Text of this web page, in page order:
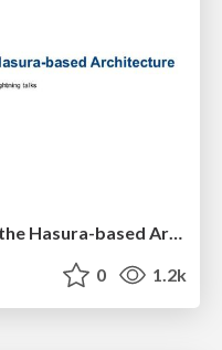
Introduction and Insights of the Hasura-based Architecture
0 1.2k